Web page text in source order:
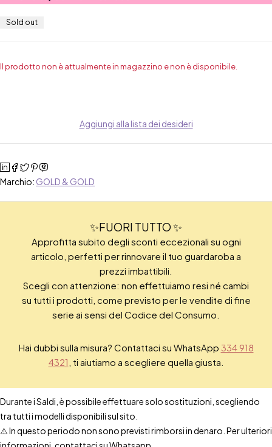
Sold out
Il prodotto non è attualmente in magazzino e non è disponibile.
Aggiungi alla lista dei desideri
Marchio: GOLD & GOLD
✨FUORI TUTTO ✨
Approfitta subito degli sconti eccezionali su ogni
articolo, perfetti per rinnovare il tuo guardaroba a
prezzi imbattibili.
Scegli con attenzione: non effettuiamo resi né cambi
su tutti i prodotti, come previsto per le vendite di fine
serie ai sensi del Codice del Consumo.
Hai dubbi sulla misura? Contattaci su WhatsApp 334 918
4321 , ti aiutiamo a scegliere quella giusta.
Durante i Saldi, è possibile effettuare solo sostituzioni, scegliendo
tra tutti i modelli disponibili sul sito.
⚠️ In questo periodo non sono previsti rimborsi in denaro. Per ulteriori